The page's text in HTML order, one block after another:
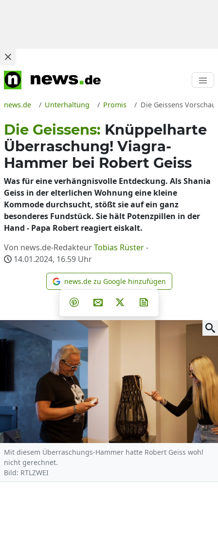
news.de Unterhaltung Promis Die Geissens
Die Geissens: Knüppelharte
Überraschung! Viagra-
Hammer bei Robert Geiss
Was für eine verhängnisvolle Entdeckung. Als Shania
Geiss in der elterlichen Wohnung eine kleine
Kommode durchsucht, stößt sie auf ein ganz
besonderes Fundstück. Sie hält Potenzpillen in der
Hand - Papa Robert reagiert eiskalt.
Von news.de-RedakteurTobias Rüster-
14.01.2024, 16.59 Uhr
news.de zu Google
news.de zu Google hinzufügen
Teilen auf Facebook
Teilen auf Whatsapp
Teilen auf Telegram
Teilen auf Pinterest
Per E-Mail teilen
Post auf X
Mit diesem Überraschungs-Hammer hatte Robert Geiss wohl
nicht gerechnet.
Bild: RTLZWEI